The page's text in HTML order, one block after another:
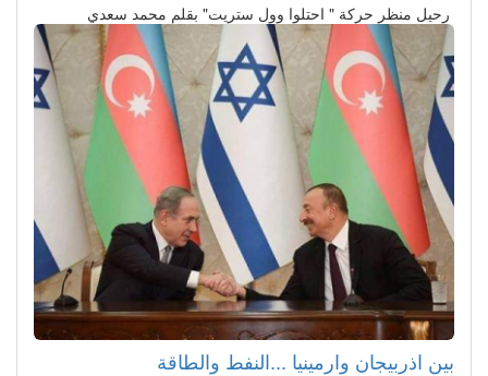
رحيل منظر حركة " احتلوا وول ستريت" بقلم محمد سعدي
بين اذربيجان وارمينيا ...النفط والطاقة